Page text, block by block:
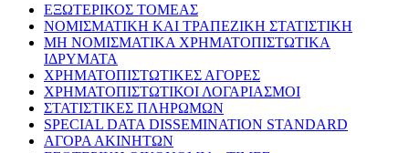
ΕΞΩΤΕΡΙΚΟΣ ΤΟΜΕΑΣ
ΝΟΜΙΣΜΑΤΙΚΗ ΚΑΙ ΤΡΑΠΕΖΙΚΗ ΣΤΑΤΙΣΤΙΚΗ
ΜΗ ΝΟΜΙΣΜΑΤΙΚΑ ΧΡΗΜΑΤΟΠΙΣΤΩΤΙΚΑ
ΙΔΡΥΜΑΤΑ
ΧΡΗΜΑΤΟΠΙΣΤΩΤΙΚΕΣ ΑΓΟΡΕΣ
ΧΡΗΜΑΤΟΠΙΣΤΩΤΙΚΟΙ ΛΟΓΑΡΙΑΣΜΟΙ
ΣΤΑΤΙΣΤΙΚΕΣ ΠΛΗΡΩΜΩΝ
SPECIAL DATA DISSEMINATION STANDARD
ΑΓΟΡΑ ΑΚΙΝΗΤΩΝ